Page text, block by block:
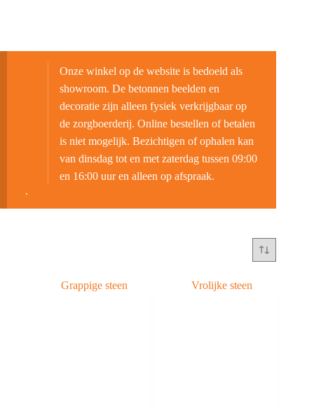
Onze winkel op de website is bedoeld als
showroom. De betonnen beelden en
decoratie zijn alleen fysiek verkrijgbaar op
de zorgboerderij. Online bestellen of betalen
is niet mogelijk. Bezichtigen of ophalen kan
van dinsdag tot en met zaterdag tussen 09:00
en 16:00 uur en alleen op afspraak.
.